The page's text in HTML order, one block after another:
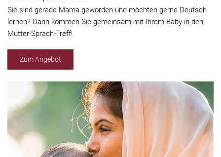
Sie sind gerade Mama geworden und möchten gerne Deutsch
lernen? Dann kommen Sie gemeinsam mit Ihrem Baby in den
Mütter-Sprach-Treff!
Zum Angebot